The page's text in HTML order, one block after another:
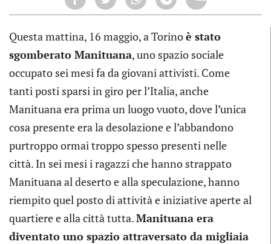
Questa mattina, 16 maggio, a Torinoè stato
sgomberato Manituana, uno spazio sociale
occupato sei mesi fa da giovani attivisti. Come
tanti posti sparsi in giro per l’Italia, anche
Manituana era prima un luogo vuoto, dove l’unica
cosa presente era la desolazione e l’abbandono
purtroppo ormai troppo spesso presenti nelle
città. In sei mesi i ragazzi che hanno strappato
Manituana al deserto e alla speculazione, hanno
riempito quel posto di attività e iniziative aperte al
quartiere e alla città tutta.Manituana era
diventato uno spazio attraversato da migliaia